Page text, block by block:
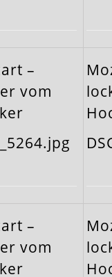
–
vom
–
vom